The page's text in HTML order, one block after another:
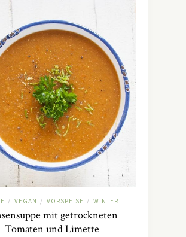
/ VEGAN / VORSPEISE / WINTER
mit getrockneten
Tomaten und Limette